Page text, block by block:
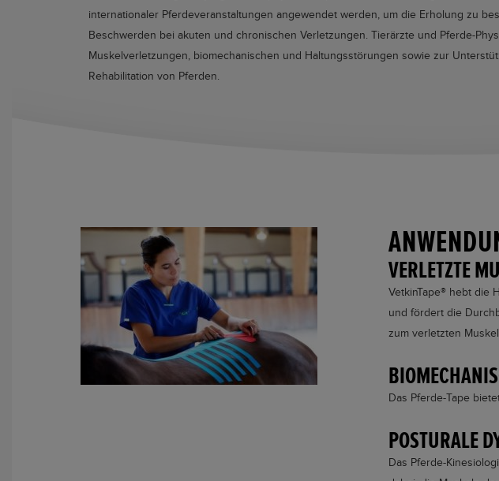
internationaler Pferdeveranstaltungen angewendet werden, um die Erholung zu
Beschwerden bei akuten und chronischen Verletzungen. Tierärzte und Pferde-
Muskelverletzungen, biomechanischen und Haltungsstörungen sowie zur
Rehabilitation von Pferden.
VERLETZTE
VetkinTape® hebt die
und fördert die
zum verletzten
Das Pferde-Tape
POSTURALE
Das Pferde-